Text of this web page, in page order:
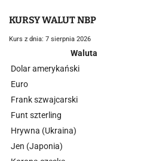
KURSY WALUT NBP
Kurs z dnia: 7 sierpnia 2026
Waluta
Dolar amerykański
Euro
Frank szwajcarski
Funt szterling
Hrywna (Ukraina)
Jen (Japonia)